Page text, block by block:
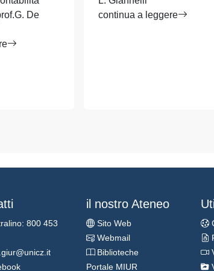
De
continua a leggere
800 453
il nostro Ateneo
Sito Web
Webmail
Biblioteche
Portale MIUR